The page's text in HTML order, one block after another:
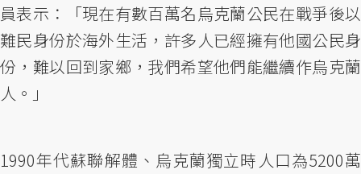
員表示：「現在有數百萬名烏克蘭公民在戰爭後以
難民身份於海外生活，許多人已經擁有他國公民身
份，難以回到家鄉，我們希望他們能繼續作烏克蘭
人。」
1990年代蘇聯解體、烏克蘭獨立時人口為5200萬